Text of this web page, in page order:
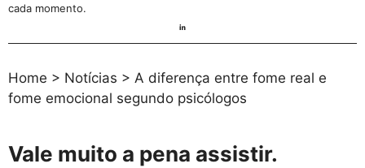
cada momento.
Home > Notícias > A diferença entre fome real e
fome emocional segundo psicólogos
Vale muito a pena assistir.